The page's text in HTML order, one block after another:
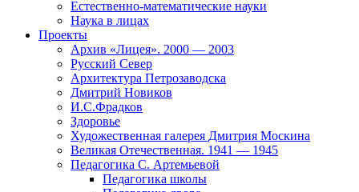
Естественно-математические науки
Наука в лицах
Проекты
Архив «Лицея». 2000 — 2003
Русский Север
Архитектура Петрозаводска
Дмитрий Новиков
И.С.Фрадков
Здоровье
Художественная галерея Дмитрия Москина
Великая Отечественная. 1941 — 1945
Педагогика С. Артемьевой
Педагогика школы